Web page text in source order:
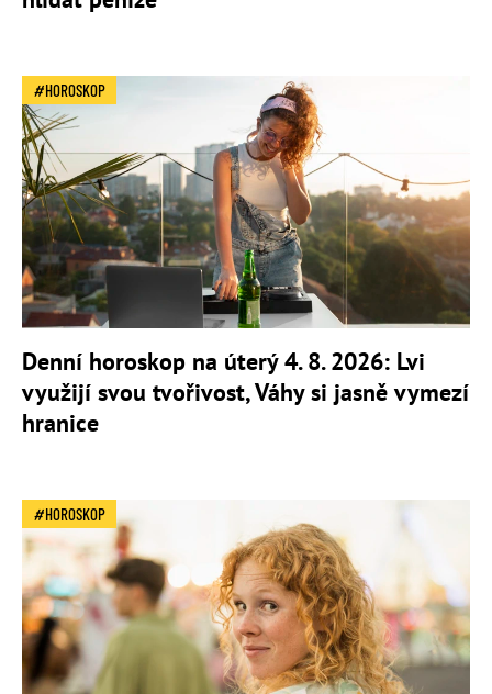
HOROSKOP
Denní horoskop na úterý 4. 8. 2026: Lvi
využijí svou tvořivost, Váhy si jasně vymezí
hranice
HOROSKOP